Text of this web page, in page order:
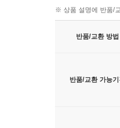
※ 상품 설명에 반품/
반품/교환 방법
반품/교환 가능